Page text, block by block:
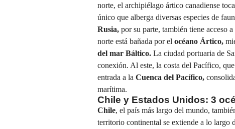
norte, el archipiélago ártico canadiense
único que alberga diversas especies de
Rusia, por su parte, también tiene acceso a
norte está bañada por el océano Ártico,
del mar Báltico. La ciudad portuaria de
conexión. Al este, la costa del Pacífico,
entrada a la Cuenca del Pacífico,
marítima.
Chile y Estados Unidos: 3
Chile, el país más largo del mundo,
territorio continental se extiende a lo largo